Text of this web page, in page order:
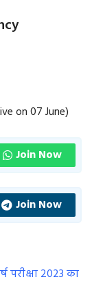
on 07 June)
Join Now
Join Now
परीक्षा 2023 का